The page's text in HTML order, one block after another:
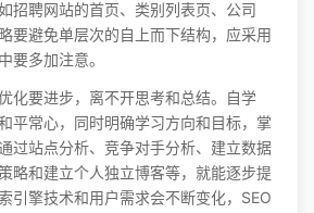
招聘网站的首页、类别列表页、公司
要避免单层次的自上而下结构，应采用
要多加注意。
化要进步，离不开思考和总结。自学
平常心，同时明确学习方向和目标，掌
过站点分析、竞争对手分析、建立数据
略和建立个人独立博客等，就能逐步提
引擎技术和用户需求会不断变化，SEO